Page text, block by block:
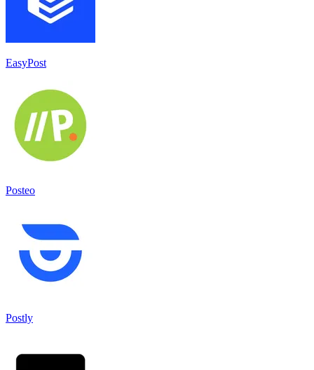
EasyPost
Posteo
Postly